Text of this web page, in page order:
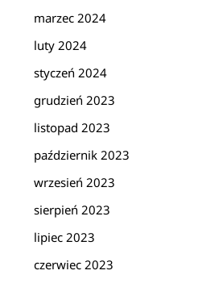
marzec 2024
luty 2024
styczeń 2024
grudzień 2023
listopad 2023
październik 2023
wrzesień 2023
sierpień 2023
lipiec 2023
czerwiec 2023